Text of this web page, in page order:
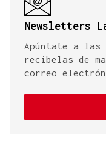
Newsletters
Apúntate a las
recíbelas de
correo